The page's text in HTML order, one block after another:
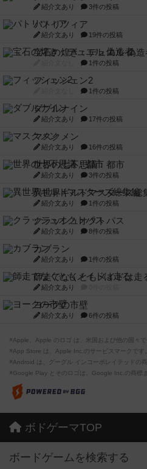
紹介文あり 3件の投稿
パトリツィア
紹介文あり 19件の投稿
宝石の煌き：デュエル 偽造
1件の投稿
フィッシェン2
1件の投稿
ダブルナイン
紹介文あり 17件の投稿
マスクメン
紹介文あり 16件の投稿
世界の七不思議：都市
紹介文あり 3件の投稿
異世界ギルドマスターズ総
紹介文あり 1件の投稿
クラッシュオクトパス
紹介文あり 8件の投稿
カブラン
紹介文あり 1件の投稿
師走でなくともメイドは走
紹介文あり
ヨークの市壁
紹介文あり 6件の投稿
※Apple、Apple のロゴ は、米国および他の国々
※App Store は、Apple Inc.のサービスマークです。
※Android は、グーグル インコーポレイテッドの
※Google Play とそのロゴは、Google Inc.の商標
ボドゲーマTOP
ボードゲームを検索する